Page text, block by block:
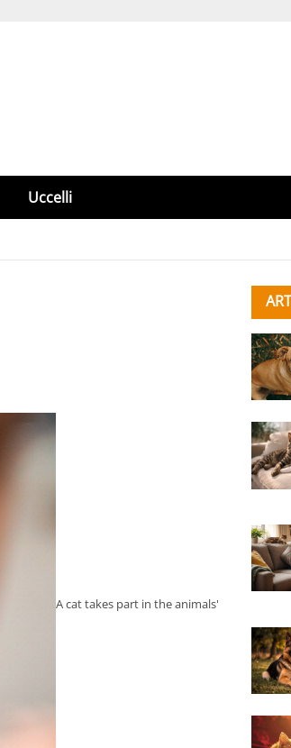
Uccelli
A cat takes part in the animals'